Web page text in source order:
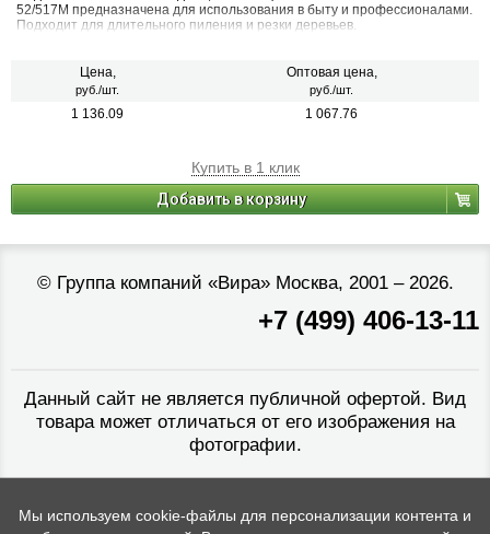
52/517M предназначена для использования в быту и профессионалами.
Подходит для длительного пиления и резки деревьев.
Цена,
руб./шт.
Оптовая цена,
руб./шт.
1 136.09 1 067.76
Купить в 1 клик
Добавить в корзину
© Группа компаний «Вира»Москва, 2001 – 2026.
+7 (499) 406-13-11
Данный сайт не является публичной офертой. Вид
товара может отличаться от его изображения на
фотографии.
Мы используем cookie-файлы для персонализации контента и